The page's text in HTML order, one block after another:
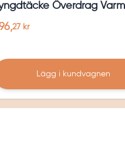
Överdrag
27 kr
Lägg i kundvagnen